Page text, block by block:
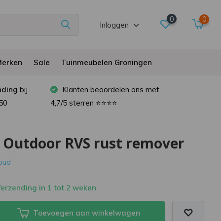
Inloggen
0 0
Sale Tuinmeubelen Groningen
bij
Klanten beoordelen ons met
4,7/5 sterren ⭐⭐⭐⭐
Outdoor RVS rust remover
in 1 tot 2 weken
Toevoegen aan winkelwagen